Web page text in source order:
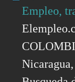
Empleo,